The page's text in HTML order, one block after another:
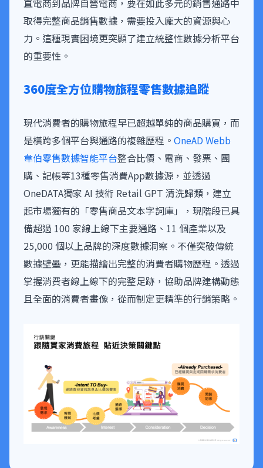
取得完整商品銷售數據，需要投入龐大的資源與心
力。這種現實困境更突顯了建立統整性數據分析平台
的重要性。
360度全方位購物旅程零售數據追蹤
現代消費者的購物旅程早已超越單純的商品購買，而
是橫跨多個平台與通路的複雜歷程。 OneAD Webb
韋伯零售數據智能平台整合比價、電商、發票、團
購、記帳等13種零售消費App數據源，並透過
OneDATA獨家 AI 技術 Retail GPT 清洗歸類，建立
起市場獨有的「零售商品文本字詞庫」，現階段已具
備超過 100 家線上線下主要通路、11 個產業以及
25,000 個以上品牌的深度數據洞察。不僅突破傳統
數據壁壘，更能描繪出完整的消費者購物歷程。透過
掌握消費者線上線下的完整足跡，協助品牌建構動態
且全面的消費者畫像，從而制定更精準的行銷策略。